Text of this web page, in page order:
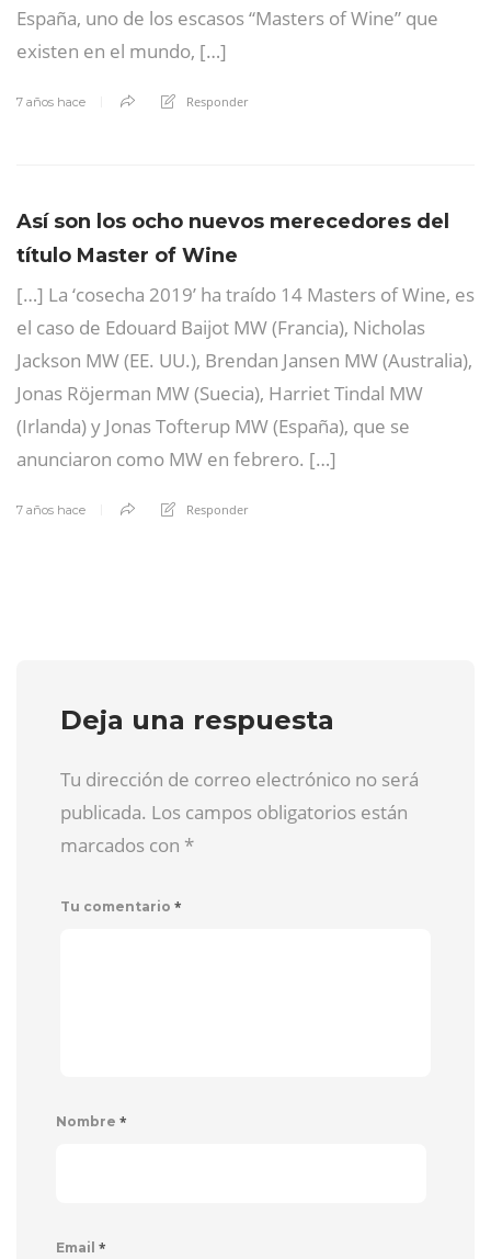
España, uno de los escasos “Masters of Wine” que
existen en el mundo, […]
7 años hace Responder
Así son los ocho nuevos merecedores del
título Master of Wine
[…] La ‘cosecha 2019’ ha traído 14 Masters of Wine, es
el caso de Edouard Baijot MW (Francia), Nicholas
Jackson MW (EE. UU.), Brendan Jansen MW (Australia),
Jonas Röjerman MW (Suecia), Harriet Tindal MW
(Irlanda) y Jonas Tofterup MW (España), que se
anunciaron como MW en febrero. […]
7 años hace Responder
Deja una respuesta
Tu dirección de correo electrónico no será
publicada. Los campos obligatorios están
marcados con *
Tu comentario *
Nombre *
Email *